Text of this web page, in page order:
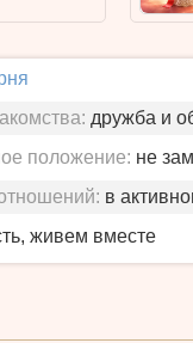
дружба и
положение: не
в
живем вместе